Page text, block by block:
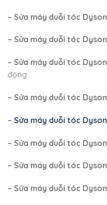
– Sửa máy duỗi tóc Dyson
– Sửa máy duỗi tóc Dyson
– Sửa máy duỗi tóc Dyson
động
– Sửa máy duỗi tóc Dyson
– Sửa máy duỗi tóc Dyson
– Sửa máy duỗi tóc Dyson
– Sửa máy duỗi tóc Dyson
– Sửa máy duỗi tóc Dyson